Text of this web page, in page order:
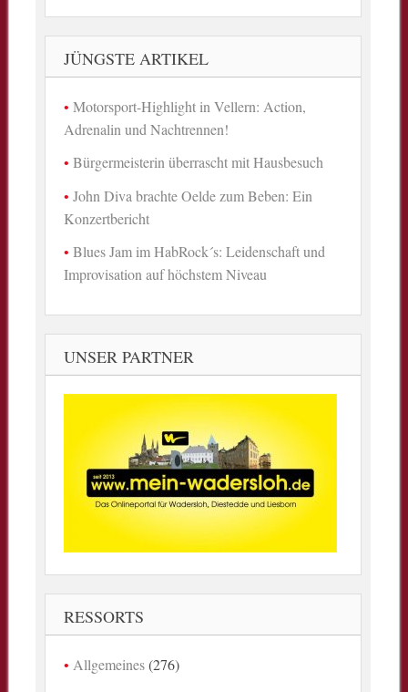
JÜNGSTE ARTIKEL
Motorsport-Highlight in Vellern: Action,
Adrenalin und Nachtrennen!
Bürgermeisterin überrascht mit Hausbesuch
John Diva brachte Oelde zum Beben: Ein
Konzertbericht
Blues Jam im HabRock´s: Leidenschaft und
Improvisation auf höchstem Niveau
UNSER PARTNER
RESSORTS
Allgemeines(276)